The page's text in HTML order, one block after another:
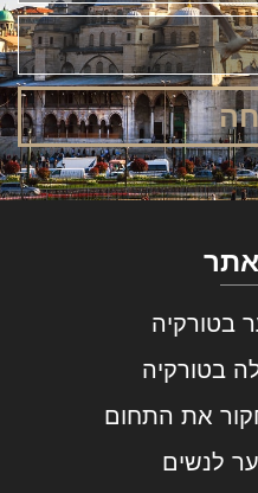
בטורקיה
בטורקיה
את התחום
לנשים